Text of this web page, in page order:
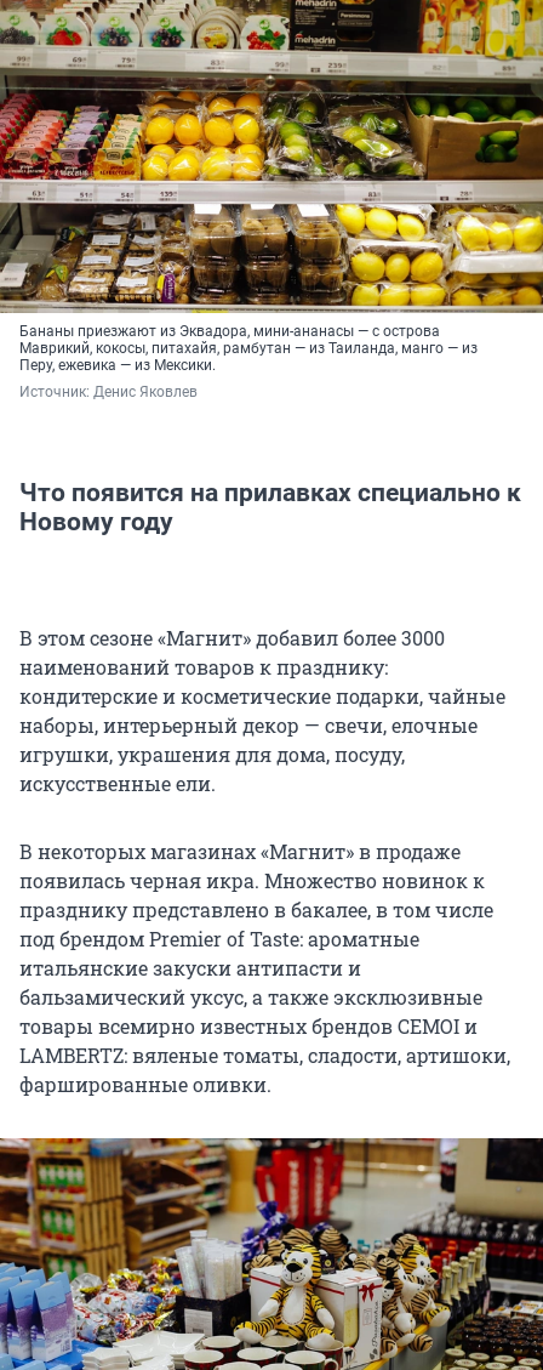
Бананы приезжают из Эквадора, мини-ананасы — с острова
Маврикий, кокосы, питахайя, рамбутан — из Таиланда, манго — из
Перу, ежевика — из Мексики.
Источник: Денис Яковлев
Что появится на прилавках специально к
Новому году
В этом сезоне «Магнит» добавил более 3000
наименований товаров к празднику:
кондитерские и косметические подарки, чайные
наборы, интерьерный декор — свечи, елочные
игрушки, украшения для дома, посуду,
искусственные ели.
В некоторых магазинах «Магнит» в продаже
появилась черная икра. Множество новинок к
празднику представлено в бакалее, в том числе
под брендом Premier of Taste: ароматные
итальянские закуски антипасти и
бальзамический уксус, а также эксклюзивные
товары всемирно известных брендов CEMOI и
LAMBERTZ: вяленые томаты, сладости, артишоки,
фаршированные оливки.